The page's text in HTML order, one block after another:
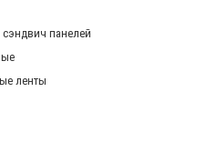
панелей
ленты